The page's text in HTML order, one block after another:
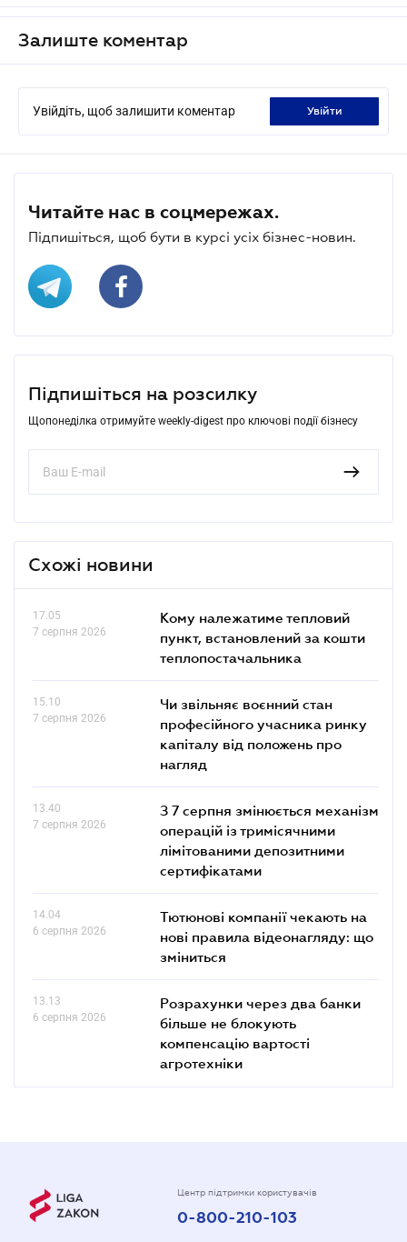
Залиште коментар
Увійдіть, щоб залишити коментар увійти
Читайте нас в соцмережах.
Підпишіться, щоб бути в курсі усіх бізнес-новин.
Підпишіться на розсилку
Щопонеділка отримуйте weekly-digest про ключові події бізнесу
Схожі новини
17.05
7 серпня 2026
Кому належатиме тепловий
пункт, встановлений за кошти
теплопостачальника
15.10
7 серпня 2026
Чи звільняє воєнний стан
професійного учасника ринку
капіталу від положень про
нагляд
13.40
7 серпня 2026
З 7 серпня змінюється механізм
операцій із тримісячними
лімітованими депозитними
сертифікатами
14.04
6 серпня 2026
Тютюнові компанії чекають на
нові правила відеонагляду: що
зміниться
13.13
6 серпня 2026
Розрахунки через два банки
більше не блокують
компенсацію вартості
агротехніки
Центр підтримки користувачів
0-800-210-103